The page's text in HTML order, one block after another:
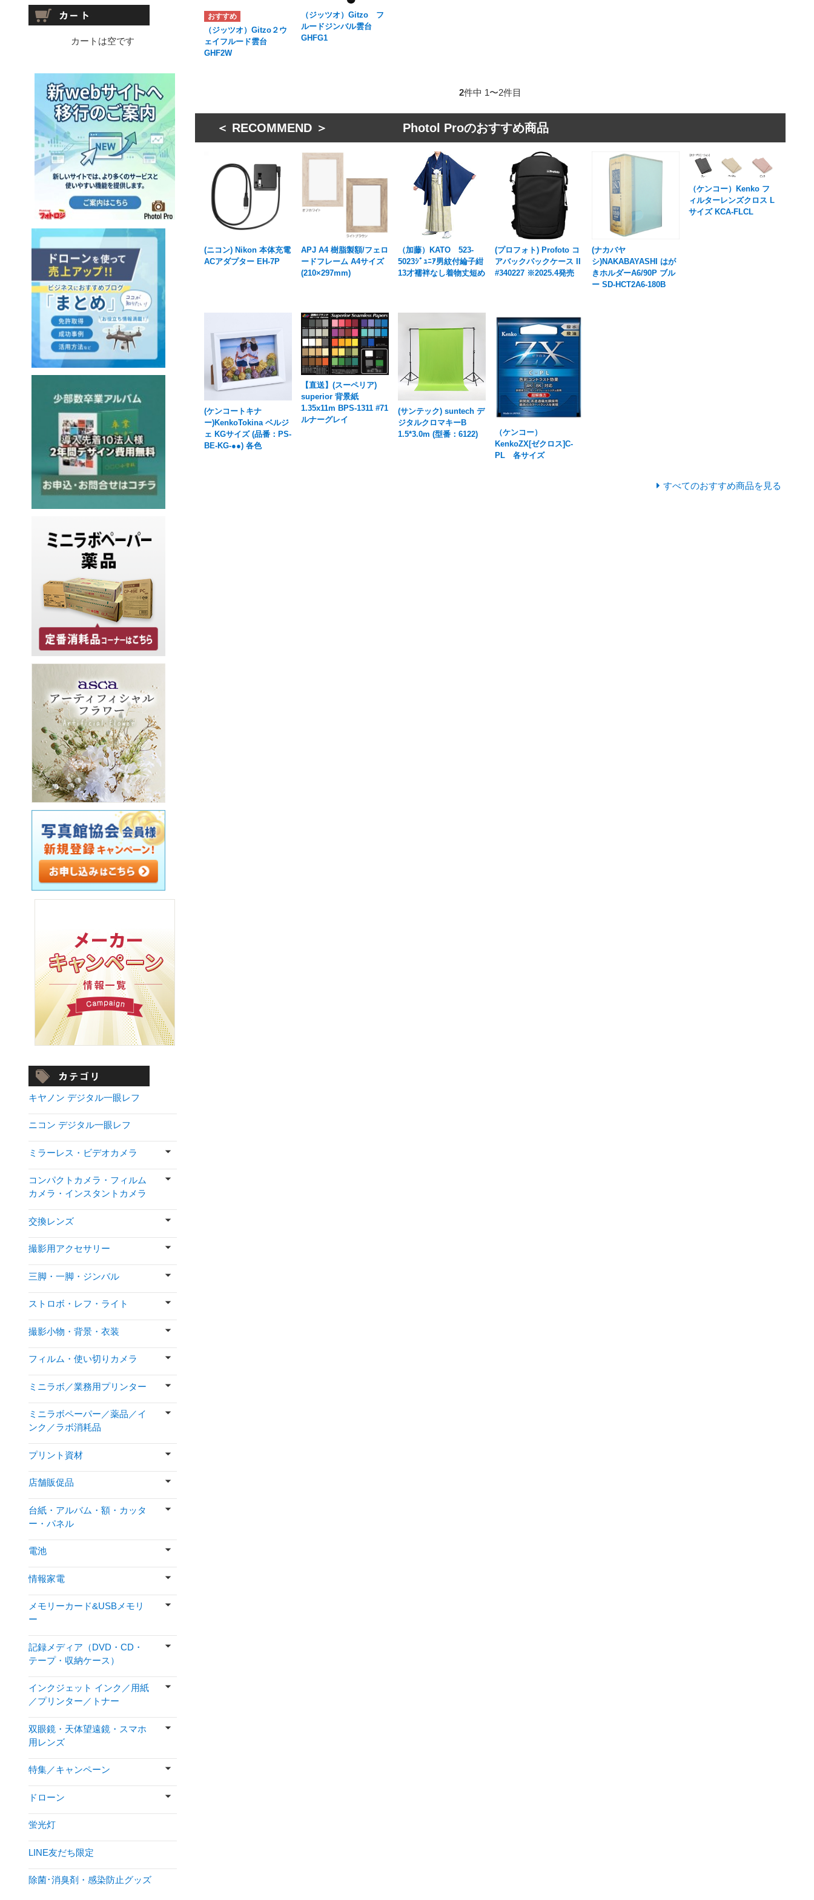
（ジッツオ）Gitzo２ウ
ェイフルード雲台
GHF2W
（ジッツオ）Gitzo フ
ルードジンバル雲台
GHFG1
2件中 1〜2件目
＜ RECOMMEND ＞ Photol Proのおすすめ商品
(ニコン) Nikon 本体充電
ACアダプター EH-7P
APJ A4 樹脂製額/フェロ
ードフレーム A4サイズ
(210×297mm)
（加藤）KATO 523-
5023ｼﾞｭﾆｱ男紋付綸子紺
13才襦袢なし着物丈短め
(プロフォト) Profoto コ
アバックパックケース II
#340227 ※2025.4発売
(ナカバヤ
シ)NAKABAYASHI はが
きホルダーA6/90P ブル
ー SD-HCT2A6-180B
（ケンコー）Kenko フ
ィルターレンズクロス L
サイズ KCA-FLCL
(ケンコートキナ
ー)KenkoTokina ベルジ
ェ KGサイズ (品番：PS-
BE-KG-●●) 各色
【直送】(スーペリア)
superior 背景紙
1.35x11m BPS-1311 #71
ルナーグレイ
(サンテック) suntech デ
ジタルクロマキーB
1.5*3.0m (型番：6122)
（ケンコー）
KenkoZX[ゼクロス]C-
PL 各サイズ
すべてのおすすめ商品を見る
カートは空です
キヤノン デジタル一眼レフ
ニコン デジタル一眼レフ
ミラーレス・ビデオカメラ
コンパクトカメラ・フィルム
カメラ・インスタントカメラ
交換レンズ
撮影用アクセサリー
三脚・一脚・ジンバル
ストロボ・レフ・ライト
撮影小物・背景・衣装
フィルム・使い切りカメラ
ミニラボ／業務用プリンター
ミニラボペーパー／薬品／イ
ンク／ラボ消耗品
プリント資材
店舗販促品
台紙・アルバム・額・カッタ
ー・パネル
電池
情報家電
メモリーカード&USBメモリ
ー
記録メディア（DVD・CD・
テープ・収納ケース）
インクジェット インク／用紙
／プリンター／トナー
双眼鏡・天体望遠鏡・スマホ
用レンズ
特集／キャンペーン
ドローン
蛍光灯
LINE友だち限定
除菌･消臭剤・感染防止グッズ